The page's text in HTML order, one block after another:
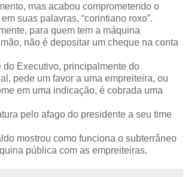
mas acabou comprometendo o
suas palavras, “corintiano roxo”.
para quem tem a máquina
não é depositar um cheque na conta
do Executivo, principalmente do
pede um favor a uma empreiteira, ou
em uma indicação, é cobrada uma
pelo afago do presidente a seu time
mostrou como funciona o subterrâneo
pública com as empreiteiras.